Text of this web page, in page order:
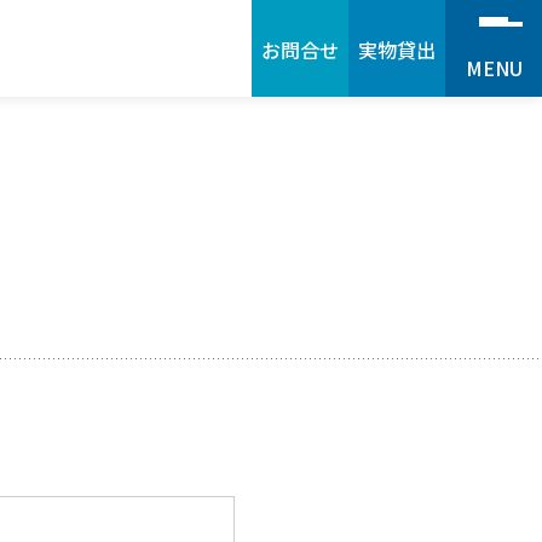
お問合せ 実物貸出
MENU